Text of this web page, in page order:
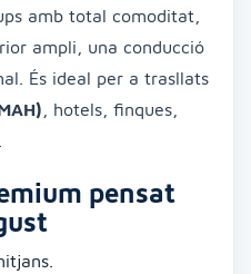
amb total comoditat,
ampli, una conducció
És ideal per a trasllats
, hotels, finques,
pensat